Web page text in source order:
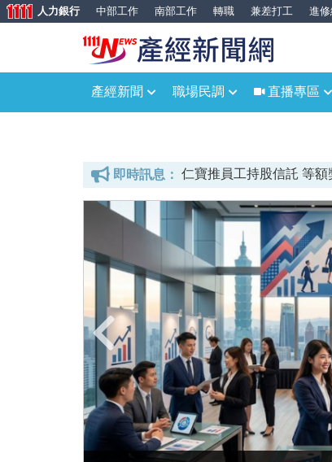
人力銀行 中部工作 南部工作 轉職 兼差打工 進修
產經新聞 職場民調 直播專區
即時訊息：
財政部南區國稅局招募
勞動基金上半年收益率
仁寶推員工持股信託 等